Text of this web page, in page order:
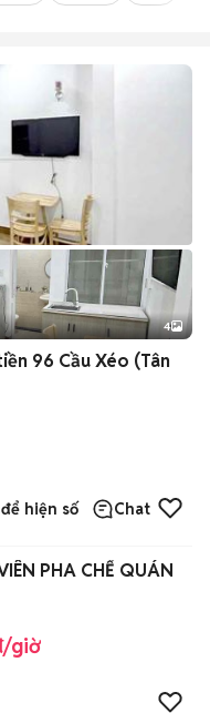
4
96 Cầu Xéo (Tân
hiện số Chat
PHA CHẾ QUÁN
giờ